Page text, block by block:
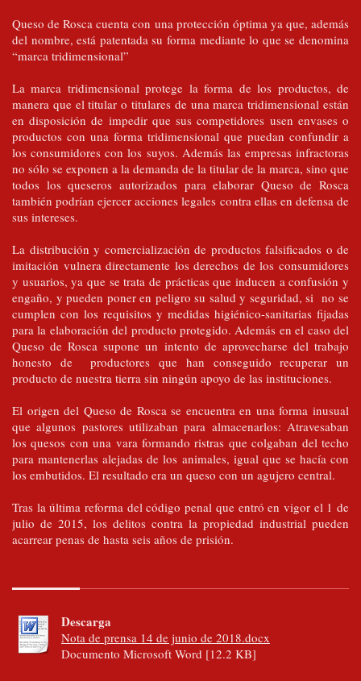
Queso de Rosca cuenta con una protección óptima ya que, además
del nombre, está patentada su forma mediante lo que se denomina
“marca tridimensional”
La marca tridimensional protege la forma de los productos, de
manera que el titular o titulares de una marca tridimensional están
en disposición de impedir que sus competidores usen envases o
productos con una forma tridimensional que puedan confundir a
los consumidores con los suyos. Además las empresas infractoras
no sólo se exponen a la demanda de la titular de la marca, sino que
todos los queseros autorizados para elaborar Queso de Rosca
también podrían ejercer acciones legales contra ellas en defensa de
sus intereses.
La distribución y comercialización de productos falsificados o de
imitación vulnera directamente los derechos de los consumidores
y usuarios, ya que se trata de prácticas que inducen a confusión y
engaño, y pueden poner en peligro su salud y seguridad, si no se
cumplen con los requisitos y medidas higiénico-sanitarias fijadas
para la elaboración del producto protegido. Además en el caso del
Queso de Rosca supone un intento de aprovecharse del trabajo
honesto de productores que han conseguido recuperar un
producto de nuestra tierra sin ningún apoyo de las instituciones.
El origen del Queso de Rosca se encuentra en una forma inusual
que algunos pastores utilizaban para almacenarlos: Atravesaban
los quesos con una vara formando ristras que colgaban del techo
para mantenerlas alejadas de los animales, igual que se hacía con
los embutidos. El resultado era un queso con un agujero central.
Tras la última reforma del código penal que entró en vigor el 1 de
julio de 2015, los delitos contra la propiedad industrial pueden
acarrear penas de hasta seis años de prisión.
Descarga
Nota de prensa 14 de junio de 2018.docx
Documento Microsoft Word [12.2 KB]